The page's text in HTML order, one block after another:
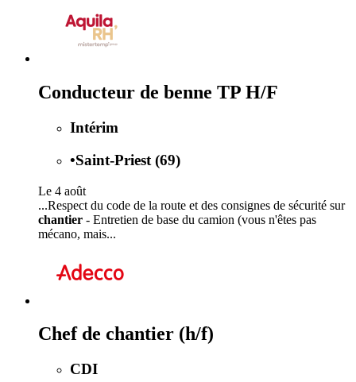
Conducteur de benne TP H/F
Intérim
•Saint-Priest (69)
Le 4 août
...Respect du code de la route et des consignes de sécurité sur
chantier - Entretien de base du camion (vous n'êtes pas
mécano, mais...
Chef de chantier (h/f)
CDI